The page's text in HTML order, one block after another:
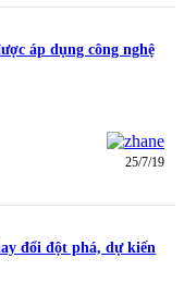
áp dụng công nghệ
25/7/19
đổi đột phá, dự kiến